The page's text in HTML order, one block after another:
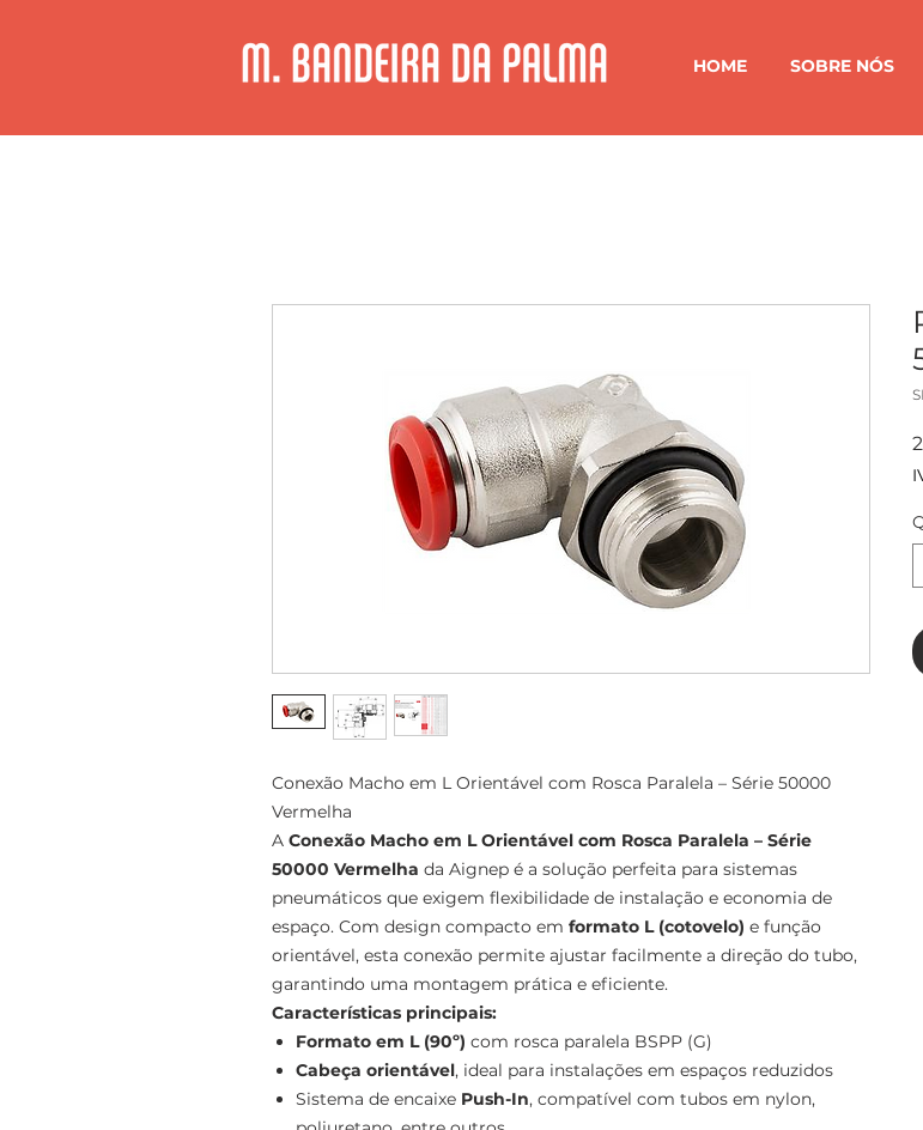
HOME SOBRE NÓS
Conexão Macho em L Orientável com Rosca Paralela – Série 50000
Vermelha
A Conexão Macho em L Orientável com Rosca Paralela – Série
50000 Vermelha da Aignep é a solução perfeita para sistemas
pneumáticos que exigem flexibilidade de instalação e economia de
espaço. Com design compacto em formato L (cotovelo) e função
orientável, esta conexão permite ajustar facilmente a direção do tubo,
garantindo uma montagem prática e eficiente.
Características principais:
Formato em L (90º) com rosca paralela BSPP (G)
Cabeça orientável, ideal para instalações em espaços reduzidos
Sistema de encaixe Push-In, compatível com tubos em nylon,